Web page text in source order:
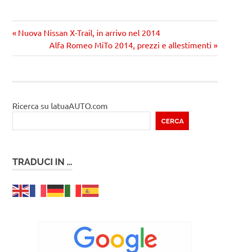
Navigazione
articoli
Precedente
Nuova Nissan X-Trail, in arrivo nel 2014
Prossimo
articolo
Alfa Romeo MiTo 2014, prezzi e allestimenti
Ricerca su latuaAUTO.com
CERCA
TRADUCI IN …